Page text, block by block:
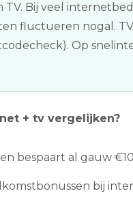
Bij veel
fluctueren nogal.
Op
+ tv vergelijken?
bespaart al gauw
bij